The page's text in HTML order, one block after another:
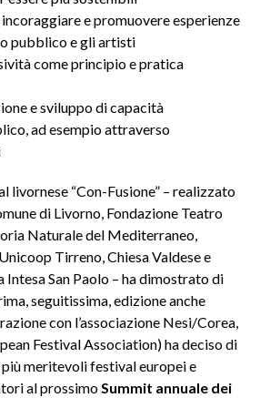
e promuovere esperienze
pubblico e gli artisti
come principio e pratica
e sviluppo di capacità
ad esempio attraverso
livornese “Con-Fusione” – realizzato
di Livorno, Fondazione Teatro
Naturale del Mediterraneo,
Tirreno, Chiesa Valdese e
Intesa San Paolo – ha dimostrato di
seguitissima, edizione anche
con l’associazione Nesi/Corea,
Festival Association) ha deciso di
meritevoli festival europei e
al prossimoSummit annuale dei